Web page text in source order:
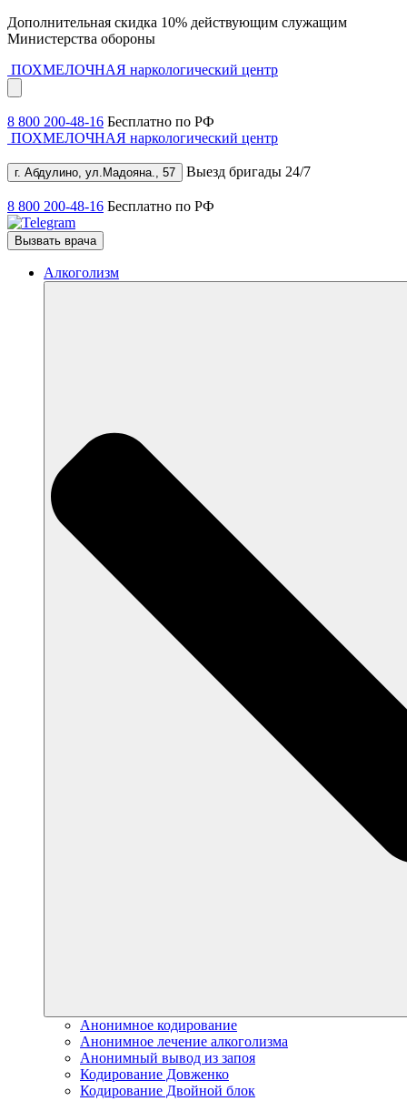
Дополнительная скидка 10% действующим служащим
Министерства обороны
ПОХМЕЛОЧНАЯ наркологический центр
8 800 200-48-16 Бесплатно по РФ
ПОХМЕЛОЧНАЯ наркологический центр
г. Абдулино, ул.Мадояна., 57 Выезд бригады 24/7
8 800 200-48-16 Бесплатно по РФ
Вызвать врача
Алкоголизм
Анонимное кодирование
Анонимное лечение алкоголизма
Анонимный вывод из запоя
Кодирование Довженко
Кодирование Двойной блок